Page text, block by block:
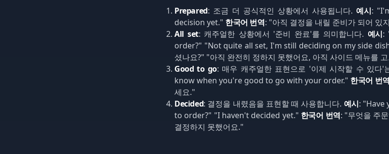
Prepared: 조금 더 공식적인 상황에서 사용됩니다. 예시:
decision yet." 한국어 번역: "아직 결정을 내릴 준비가 되어 있
All set: 캐주얼한 상황에서 '준비 완료'를 의미합니다. 예시:
order?" "Not quite all set, I'm still deciding on my side
셨나요?" "아직 완전히 정하지 못했어요, 아직 사이드 메뉴를
Good to go: 매우 캐주얼한 표현으로 '이제 시작할 수 있다'
know when you're good to go with your order." 한국어 번역
세요."
Decided: 결정을 내렸음을 표현할 때 사용합니다. 예시: "Have
to order?" "I haven't decided yet." 한국어 번역: "무엇을 주
결정하지 못했어요."